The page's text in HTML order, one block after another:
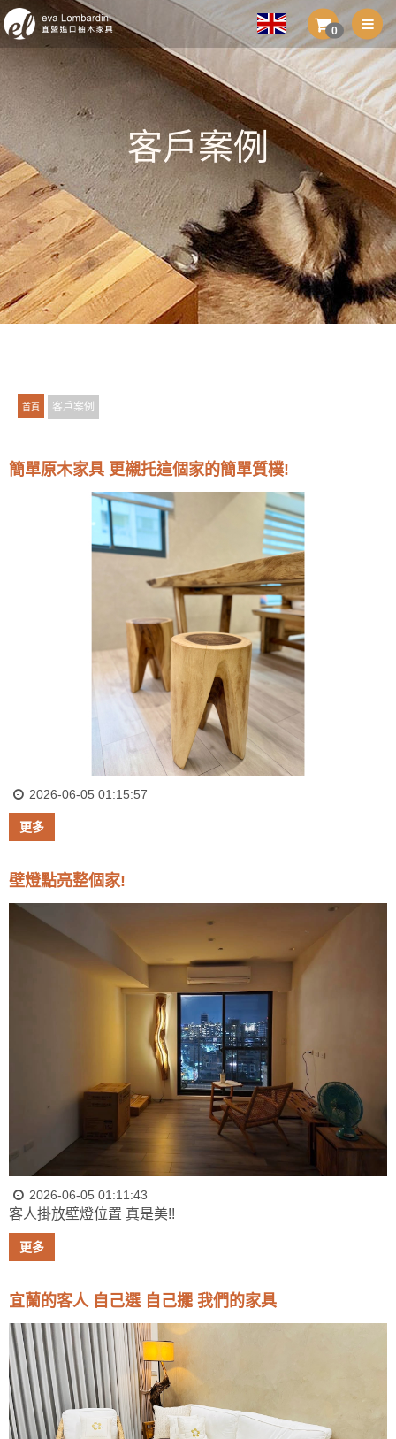
0
客戶案例
首頁 客戶案例
簡單原木家具 更襯托這個家的簡單質樸!
2026-06-05 01:15:57
更多
壁燈點亮整個家!
2026-06-05 01:11:43
客人掛放壁燈位置 真是美!!
更多
宜蘭的客人 自己選 自己擺 我們的家具